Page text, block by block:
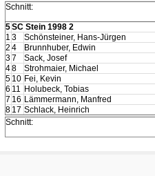
Schnitt:
5SC Stein 1998 2
1 3
Schönsteiner, Hans-Jürgen
2 4
Brunnhuber, Edwin
37
Sack, Josef
48
Strohmaier, Michael
5 10 Fei, Kevin
6 11
Holubeck, Tobias
7 16 Lämmermann, Manfred
8 17 Schlack, Heinrich
Schnitt: